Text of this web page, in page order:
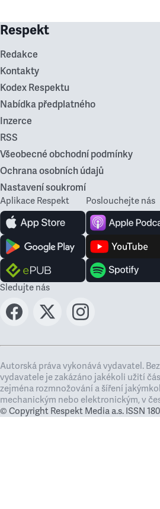
Respekt
Redakce
Kontakty
Kodex Respektu
Nabídka předplatného
Inzerce
RSS
Všeobecné obchodní podmínky
Ochrana osobních údajů
Nastavení soukromí
Aplikace Respekt Poslouchejte nás
Sledujte nás
Autorská práva vykonává vydavatel.
vydavatele je zakázáno jakékoli užití
zejména rozmnožování a šíření
mechanickým nebo elektronickým, v
© Copyright Respekt Media a.s. ISSN